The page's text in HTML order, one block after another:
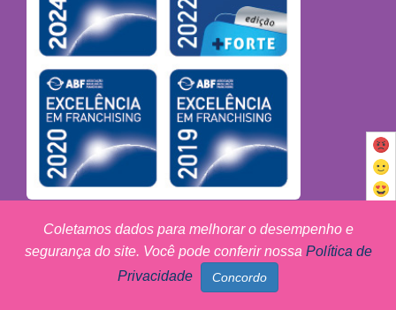
Redes Sociais
Coletamos dados para melhorar o desempenho e
segurança do site. Você pode conferir nossa Política de
Privacidade